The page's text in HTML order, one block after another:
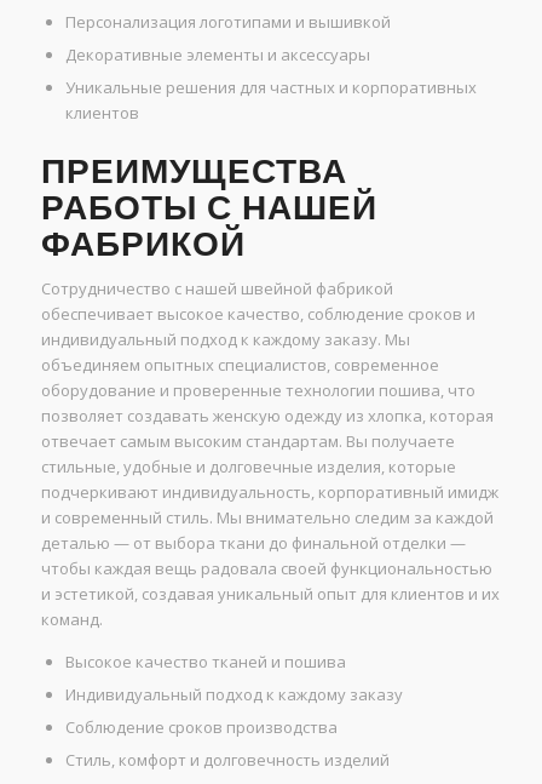
Персонализация логотипами и вышивкой
Декоративные элементы и аксессуары
Уникальные решения для частных и корпоративных
клиентов
ПРЕИМУЩЕСТВА
РАБОТЫ С НАШЕЙ
ФАБРИКОЙ
Сотрудничество с нашей швейной фабрикой
обеспечивает высокое качество, соблюдение сроков и
индивидуальный подход к каждому заказу. Мы
объединяем опытных специалистов, современное
оборудование и проверенные технологии пошива, что
позволяет создавать женскую одежду из хлопка, которая
отвечает самым высоким стандартам. Вы получаете
стильные, удобные и долговечные изделия, которые
подчеркивают индивидуальность, корпоративный имидж
и современный стиль. Мы внимательно следим за каждой
деталью — от выбора ткани до финальной отделки —
чтобы каждая вещь радовала своей функциональностью
и эстетикой, создавая уникальный опыт для клиентов и их
команд.
Высокое качество тканей и пошива
Индивидуальный подход к каждому заказу
Соблюдение сроков производства
Стиль, комфорт и долговечность изделий